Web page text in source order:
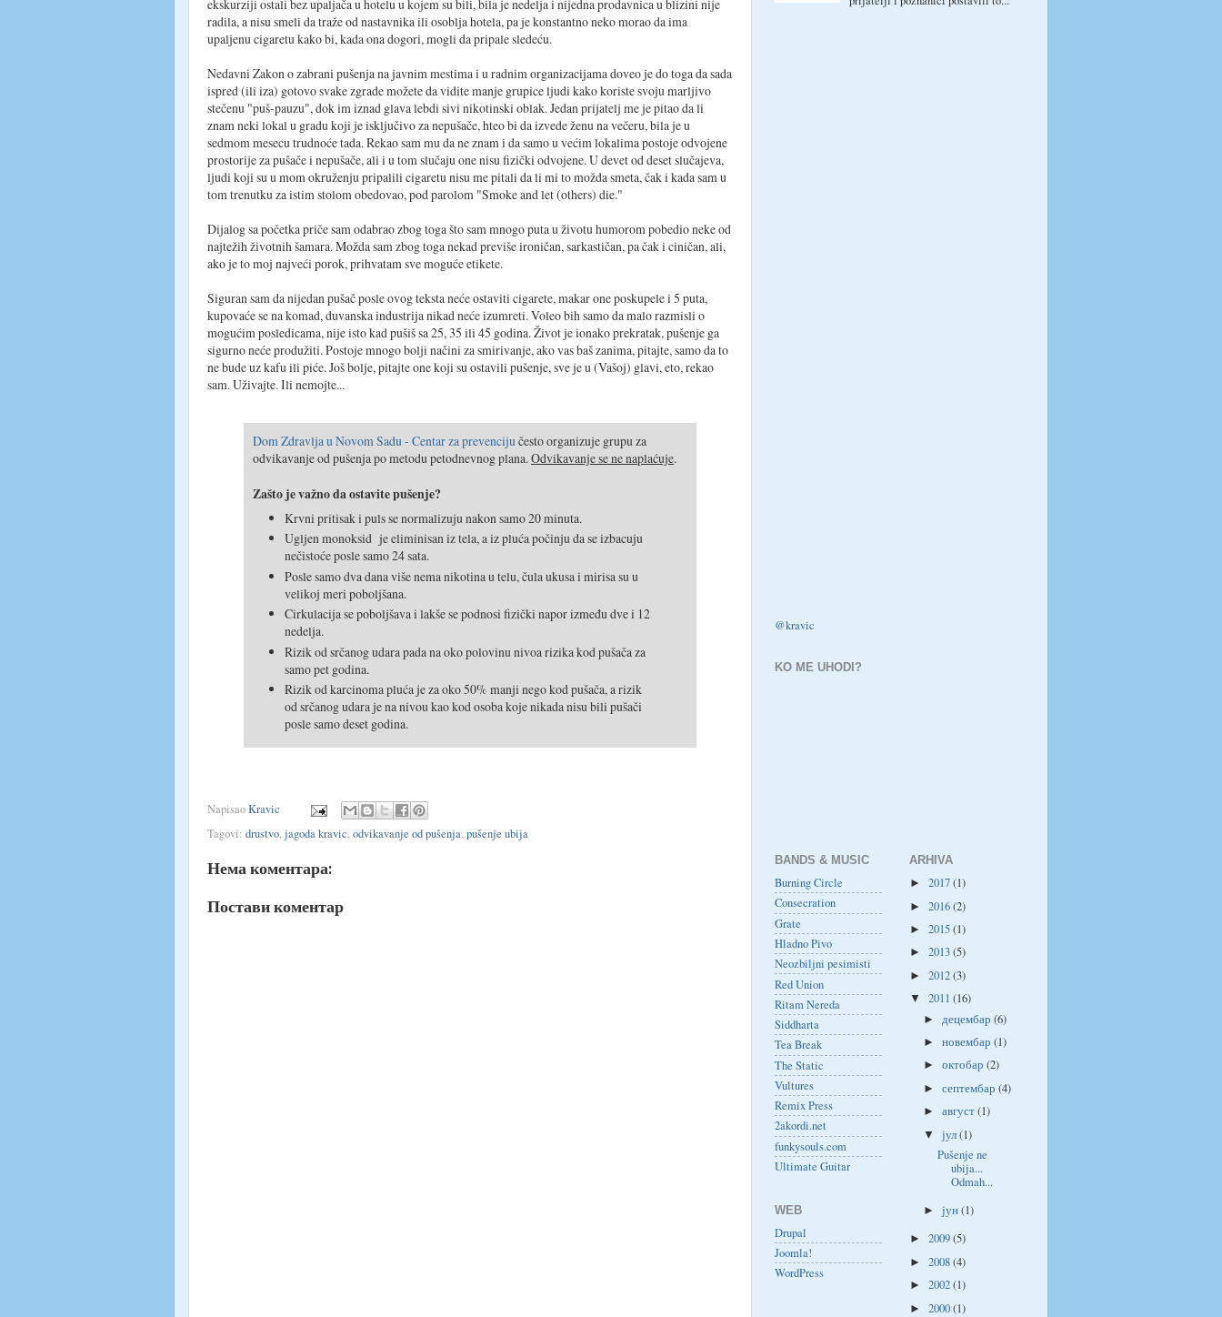
ekskurziji ostali bez upaljača u hotelu u kojem su bili, bila je nedelja i nijedna prodavnica u blizini nije
radila, a nisu smeli da traže od nastavnika ili osoblja hotela, pa je konstantno neko morao da ima
upaljenu cigaretu kako bi, kada ona dogori, mogli da pripale sledeću.
Nedavni Zakon o zabrani pušenja na javnim mestima i u radnim organizacijama doveo je do toga da sada
ispred (ili iza) gotovo svake zgrade možete da vidite manje grupice ljudi kako koriste svoju marljivo
stečenu "puš-pauzu", dok im iznad glava lebdi sivi nikotinski oblak. Jedan prijatelj me je pitao da li
znam neki lokal u gradu koji je isključivo za nepušače, hteo bi da izvede ženu na večeru, bila je u
sedmom mesecu trudnoće tada. Rekao sam mu da ne znam i da samo u većim lokalima postoje odvojene
prostorije za pušače i nepušače, ali i u tom slučaju one nisu fizički odvojene. U devet od deset slučajeva,
ljudi koji su u mom okruženju pripalili cigaretu nisu me pitali da li mi to možda smeta, čak i kada sam u
tom trenutku za istim stolom obedovao, pod parolom "Smoke and let (others) die."
Dijalog sa početka priče sam odabrao zbog toga što sam mnogo puta u životu humorom pobedio neke od
najtežih životnih šamara. Možda sam zbog toga nekad previše ironičan, sarkastičan, pa čak i ciničan, ali,
ako je to moj najveći porok, prihvatam sve moguće etikete.
Siguran sam da nijedan pušač posle ovog teksta neće ostaviti cigarete, makar one poskupele i 5 puta,
kupovaće se na komad, duvanska industrija nikad neće izumreti. Voleo bih samo da malo razmisli o
mogućim posledicama, nije isto kad pušiš sa 25, 35 ili 45 godina. Život je ionako prekratak, pušenje ga
sigurno neće produžiti. Postoje mnogo bolji načini za smirivanje, ako vas baš zanima, pitajte, samo da to
ne bude uz kafu ili piće. Još bolje, pitajte one koji su ostavili pušenje, sve je u (Vašoj) glavi, eto, rekao
sam. Uživajte. Ili nemojte...
Dom Zdravlja u Novom Sadu - Centar za prevencijučesto organizuje grupu za
odvikavanje od pušenja po metodu petodnevnog plana.Odvikavanje se ne naplaćuje.
Zašto je važno da ostavite pušenje?
Krvni pritisak i puls se normalizuju nakon samo 20 minuta.
Ugljen monoksid je eliminisan iz tela, a iz pluća počinju da se izbacuju
nečistoće posle samo 24 sata.
Posle samo dva dana više nema nikotina u telu, čula ukusa i mirisa su u
velikoj meri poboljšana.
Cirkulacija se poboljšava i lakše se podnosi fizički napor između dve i 12
nedelja.
Rizik od srčanog udara pada na oko polovinu nivoa rizika kod pušača za
samo pet godina.
Rizik od karcinoma pluća je za oko 50% manji nego kod pušača, a rizik
od srčanog udara je na nivou kao kod osoba koje nikada nisu bili pušači
posle samo deset godina.
NapisaoKravic
Tagovi: drustvo,jagoda kravic,odvikavanje od pušenja,pušenje ubija
Нема коментара:
Постави коментар
@kravic
KO ME UHODI?
BANDS & MUSIC
Burning Circle
Consecration
Grate
Hladno Pivo
Neozbiljni pesimisti
Red Union
Ritam Nereda
Siddharta
Tea Break
The Static
Vultures
Remix Press
2akordi.net
funkysouls.com
Ultimate Guitar
WEB
Drupal
Joomla!
WordPress
ARHIVA
► 2017(1)
► 2016(2)
► 2015(1)
► 2013(5)
► 2012(3)
▼ 2011 (16)
► децембар(6)
►новембар(1)
►октобар(2)
►септембар(4)
►август(1)
▼јул(1)
Pušenje ne
ubija...
Odmah...
►јун(1)
► 2009(5)
► 2008(4)
► 2002(1)
► 2000(1)